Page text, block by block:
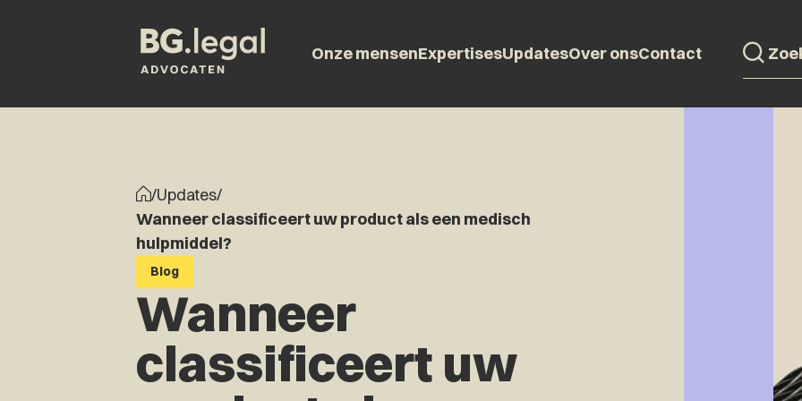
Onze mensenExpertisesUpdatesOver onsContact
/Updates/
Wanneer classificeert uw product als een medisch
hulpmiddel?
Blog
Wanneer
classificeert uw